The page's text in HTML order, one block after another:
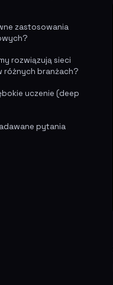
zastosowania
rozwiązują sieci
różnych branżach?
uczenie (deep
pytania